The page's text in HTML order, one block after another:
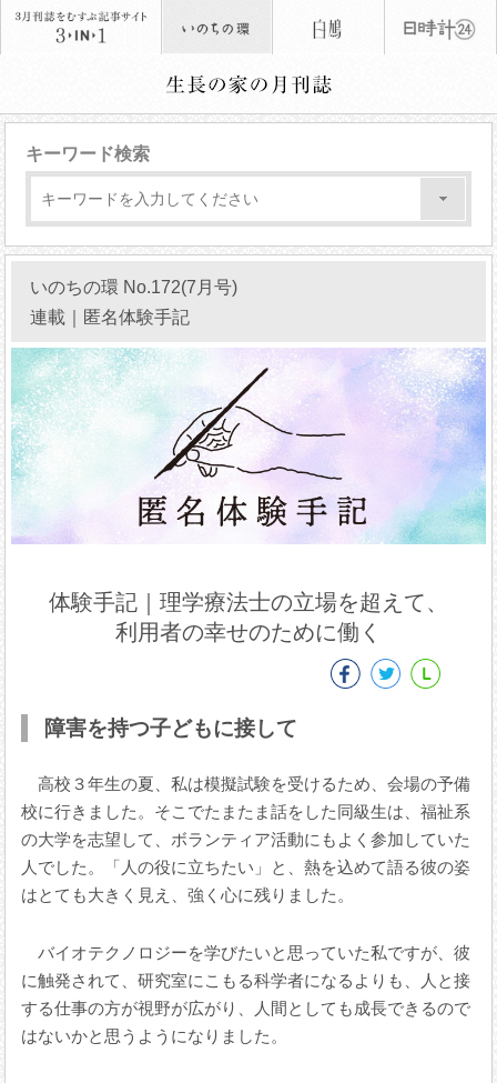
キーワード検索
いのちの環 No.172(7月号)
連載｜匿名体験手記
体験手記｜理学療法士の立場を超えて、
利用者の幸せのために働く
障害を持つ子どもに接して
高校３年生の夏、私は模擬試験を受けるため、会場の予備
校に行きました。そこでたまたま話をした同級生は、福祉系
の大学を志望して、ボランティア活動にもよく参加していた
人でした。「人の役に立ちたい」と、熱を込めて語る彼の姿
はとても大きく見え、強く心に残りました。
バイオテクノロジーを学びたいと思っていた私ですが、彼
に触発されて、研究室にこもる科学者になるよりも、人と接
する仕事の方が視野が広がり、人間としても成長できるので
はないかと思うようになりました。